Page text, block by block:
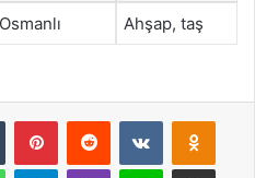
Osmanlı Ahşap, taş
Tumblr PinterestReddit VKontakte
WhatsAppTelegramViber Line E-Posta ile